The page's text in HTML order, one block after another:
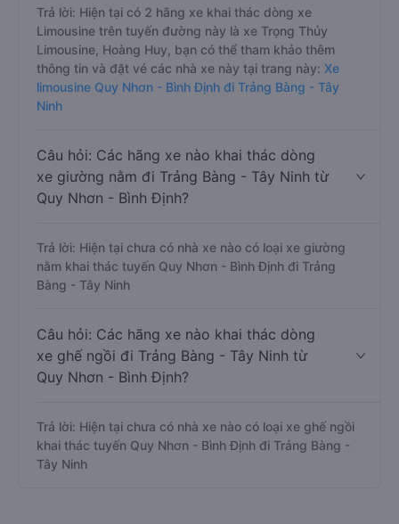
Trả lời: Hiện tại có 2 hãng xe khai thác dòng xe
Limousine trên tuyến đường này là xe Trọng Thủy
Limousine, Hoàng Huy, bạn có thể tham khảo thêm
thông tin và đặt vé các nhà xe này tại trang này: Xe
limousine Quy Nhơn - Bình Định đi Trảng Bàng - Tây
Ninh
Câu hỏi: Các hãng xe nào khai thác dòng
xe giường nằm đi Trảng Bàng - Tây Ninh từ
Quy Nhơn - Bình Định?
Trả lời: Hiện tại chưa có nhà xe nào có loại xe giường
nằm khai thác tuyến Quy Nhơn - Bình Định đi Trảng
Bàng - Tây Ninh
Câu hỏi: Các hãng xe nào khai thác dòng
xe ghế ngồi đi Trảng Bàng - Tây Ninh từ
Quy Nhơn - Bình Định?
Trả lời: Hiện tại chưa có nhà xe nào có loại xe ghế ngồi
khai thác tuyến Quy Nhơn - Bình Định đi Trảng Bàng -
Tây Ninh